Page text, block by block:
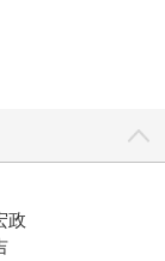
政